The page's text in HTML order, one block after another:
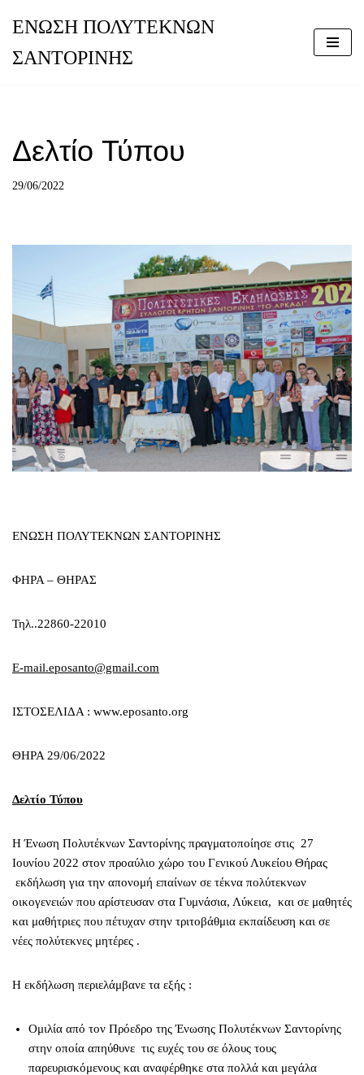
στο
ΕΝΩΣΗ ΠΟΛΥΤΕΚΝΩΝ
ΣΑΝΤΟΡΙΝΗΣ
Δελτίο Τύπου
29/06/2022
ΕΝΩΣΗ ΠΟΛΥΤΕΚΝΩΝ ΣΑΝΤΟΡΙΝΗΣ
ΦΗΡΑ – ΘΗΡΑΣ
Τηλ..22860-22010
E-mail.eposanto@gmail.com
ΙΣΤΟΣΕΛΙΔΑ : www.eposanto.org
ΘΗΡΑ 29/06/2022
Δελτίο Τύπου
Η Ένωση Πολυτέκνων Σαντορίνης πραγματοποίησε στις 27
Ιουνίου 2022 στον προαύλιο χώρο του Γενικού Λυκείου Θήρας
εκδήλωση για την απονομή επαίνων σε τέκνα πολύτεκνων
οικογενειών που αρίστευσαν στα Γυμνάσια, Λύκεια, και σε μαθητές
και μαθήτριες που πέτυχαν στην τριτοβάθμια εκπαίδευση και σε
νέες πολύτεκνες μητέρες .
Η εκδήλωση περιελάμβανε τα εξής :
Ομιλία από τον Πρόεδρο της Ένωσης Πολυτέκνων Σαντορίνης
στην οποία απηύθυνε τις ευχές του σε όλους τους
παρευρισκόμενους και αναφέρθηκε στα πολλά και μεγάλα